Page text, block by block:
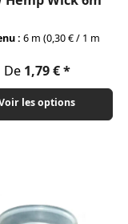
: 6 m (0,30 € / 1 m
Prix régulier :
De 1,79 €
les options